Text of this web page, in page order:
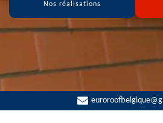
Nos réalisations